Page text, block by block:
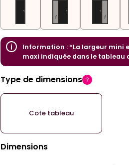
Information : *La largeur mini
maxi indiquée dans le tableau
Type de dimensions
Cote tableau
Dimensions